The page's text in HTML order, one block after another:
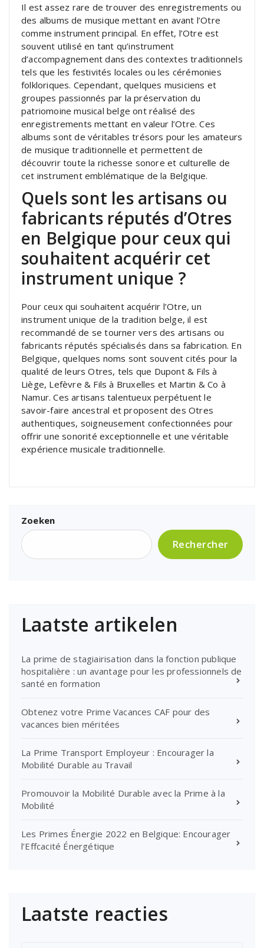
Il est assez rare de trouver des enregistrements ou
des albums de musique mettant en avant l’Otre
comme instrument principal. En effet, l’Otre est
souvent utilisé en tant qu’instrument
d’accompagnement dans des contextes traditionnels
tels que les festivités locales ou les cérémonies
folkloriques. Cependant, quelques musiciens et
groupes passionnés par la préservation du
patriomoine musical belge ont réalisé des
enregistrements mettant en valeur l’Otre. Ces
albums sont de véritables trésors pour les amateurs
de musique traditionnelle et permettent de
découvrir toute la richesse sonore et culturelle de
cet instrument emblématique de la Belgique.
Quels sont les artisans ou
fabricants réputés d’Otres
en Belgique pour ceux qui
souhaitent acquérir cet
instrument unique ?
Pour ceux qui souhaitent acquérir l’Otre, un
instrument unique de la tradition belge, il est
recommandé de se tourner vers des artisans ou
fabricants réputés spécialisés dans sa fabrication. En
Belgique, quelques noms sont souvent cités pour la
qualité de leurs Otres, tels que Dupont & Fils à
Liège, Lefèvre & Fils à Bruxelles et Martin & Co à
Namur. Ces artisans talentueux perpétuent le
savoir-faire ancestral et proposent des Otres
authentiques, soigneusement confectionnées pour
offrir une sonorité exceptionnelle et une véritable
expérience musicale traditionnelle.
Zoeken
Rechercher
Laatste artikelen
La prime de stagiairisation dans la fonction publique
hospitalière : un avantage pour les professionnels de
santé en formation
Obtenez votre Prime Vacances CAF pour des
vacances bien méritées
La Prime Transport Employeur : Encourager la
Mobilité Durable au Travail
Promouvoir la Mobilité Durable avec la Prime à la
Mobilité
Les Primes Énergie 2022 en Belgique: Encourager
l’Effcacité Énergétique
Laatste reacties